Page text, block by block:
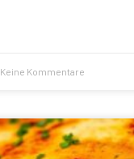
Keine Kommentare